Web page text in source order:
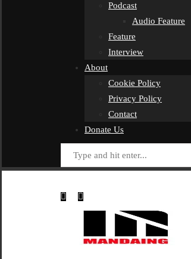
Podcast
Audio Feature
Feature
Interview
About
Cookie Policy
Privacy Policy
Contact
Donate Us